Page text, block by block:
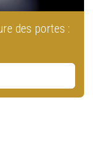
des portes :